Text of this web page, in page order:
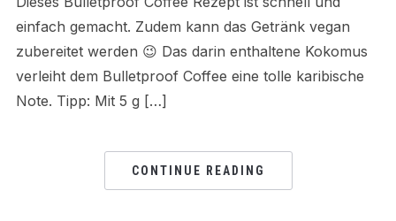
einfach gemacht. Zudem kann das Getränk vegan
zubereitet werden 😉 Das darin enthaltene Kokomus
verleiht dem Bulletproof Coffee eine tolle karibische
Note. Tipp: Mit 5 g […]
CONTINUE READING